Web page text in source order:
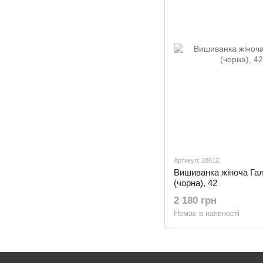
Артикул: 28612
Вишиванка жіноча
(чорна), 42
2 180 грн
Немає в наявності